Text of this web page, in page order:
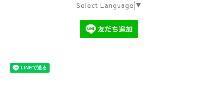
Select Language ▼